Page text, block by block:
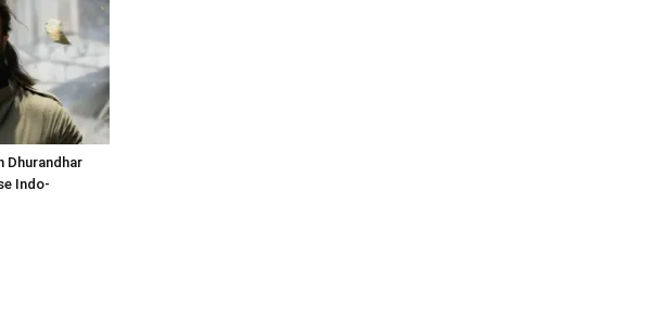
Dhurandhar
Indo-